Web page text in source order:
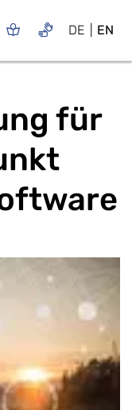
DE EN
für